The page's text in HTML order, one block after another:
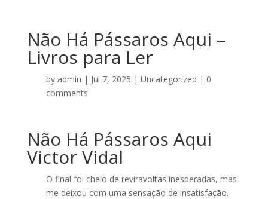
Não Há Pássaros Aqui –
Livros para Ler
by admin | Jul 7, 2025 | Uncategorized | 0
comments
Não Há Pássaros Aqui
Victor Vidal
O final foi cheio de reviravoltas inesperadas, mas
me deixou com uma sensação de insatisfação.